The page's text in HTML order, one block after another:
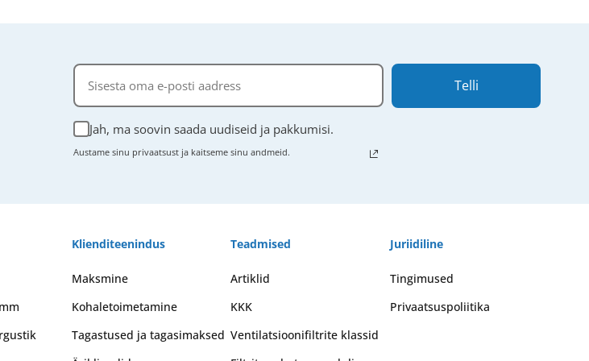
Jah, ma soovin saada uudiseid ja pakkumisi.
Austame sinu privaatsust ja kaitseme sinu andmeid.
Telli
Klienditeenindus
Maksmine
Kohaletoimetamine
Tagastused ja tagasimaksed
Teadmised
Artiklid
KKK
Ventilatsioonifiltrite klassid
Juriidiline
Tingimused
Privaatsuspoliitika